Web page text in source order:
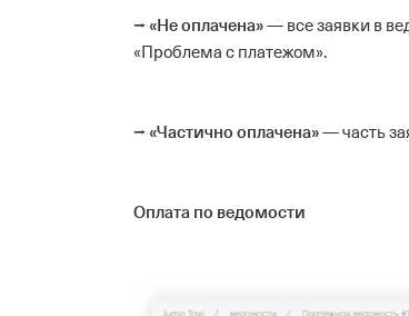
⭢ «Не оплачена»— все заявки в
«Проблема с платежом».
⭢ «Частично оплачена»— часть
Оплата по ведомости